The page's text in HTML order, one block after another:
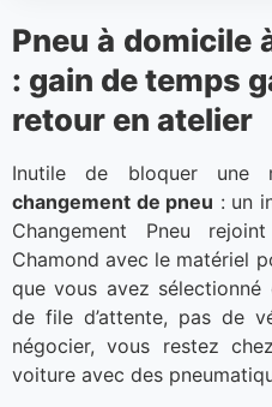
Pneu à domicile
: gain de temps
retour en atelier
Inutile de bloquer une
changement de pneu : un
Changement Pneu
Chamond avec le matériel
que vous avez
de file d’attente, pas de
négocier, vous restez
voiture avec des